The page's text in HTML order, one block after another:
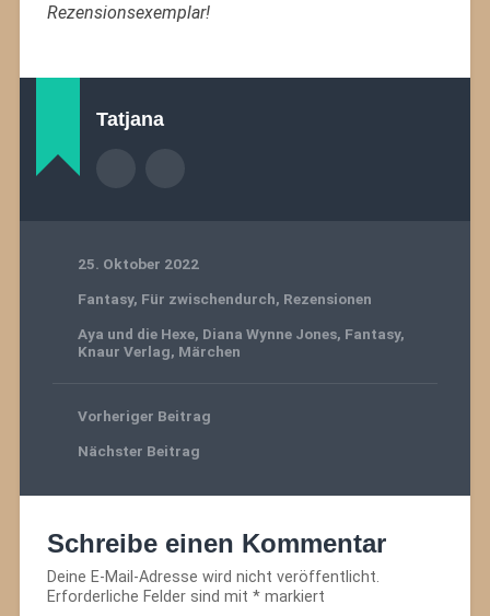
Rezensionsexemplar!
Tatjana
25. Oktober 2022
Fantasy, Für zwischendurch, Rezensionen
Aya und die Hexe, Diana Wynne Jones, Fantasy,
Knaur Verlag, Märchen
Vorheriger Beitrag
Nächster Beitrag
Schreibe einen Kommentar
Deine E-Mail-Adresse wird nicht veröffentlicht.
Erforderliche Felder sind mit *markiert